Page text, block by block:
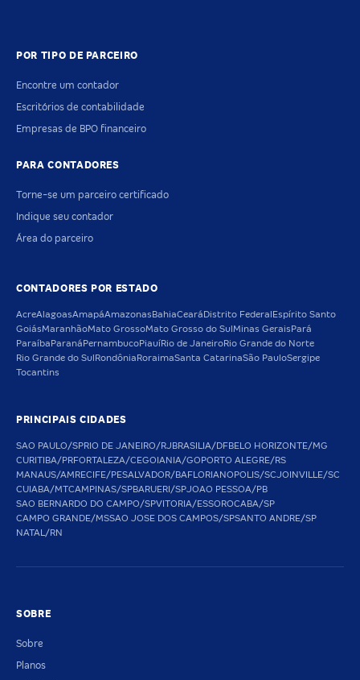
POR TIPO DE PARCEIRO
Encontre um contador
Escritórios de contabilidade
Empresas de BPO financeiro
PARA CONTADORES
Torne-se um parceiro certificado
Indique seu contador
Área do parceiro
CONTADORES POR ESTADO
AcreAlagoasAmapáAmazonas BahiaCeará Distrito Federal Espírito Santo
GoiásMaranhãoMato GrossoMato Grosso do Sul Minas Gerais Pará
Paraíba Paraná PernambucoPiauíRio de JaneiroRio Grande do Norte
Rio Grande do Sul Rondônia RoraimaSanta CatarinaSão PauloSergipe
Tocantins
PRINCIPAIS CIDADES
SAO PAULO/SPRIO DE JANEIRO/RJBRASILIA/DFBELO HORIZONTE/MG
CURITIBA/PRFORTALEZA/CEGOIANIA/GOPORTO ALEGRE/RS
MANAUS/AMRECIFE/PESALVADOR/BAFLORIANOPOLIS/SCJOINVILLE/SC
CUIABA/MTCAMPINAS/SPBARUERI/SPJOAO PESSOA/PB
SAO BERNARDO DO CAMPO/SPVITORIA/ESSOROCABA/SP
CAMPO GRANDE/MSSAO JOSE DOS CAMPOS/SPSANTO ANDRE/SP
NATAL/RN
SOBRE
Sobre
Planos